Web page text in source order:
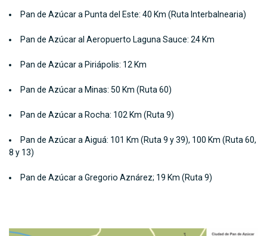
Pan de Azúcar a Punta del Este: 40 Km (Ruta Interbalnearia)
Pan de Azúcar al Aeropuerto Laguna Sauce: 24 Km
Pan de Azúcar a Piriápolis: 12 Km
Pan de Azúcar a Minas: 50 Km (Ruta 60)
Pan de Azúcar a Rocha: 102 Km (Ruta 9)
Pan de Azúcar a Aiguá: 101 Km (Ruta 9 y 39), 100 Km (Ruta 60,
8 y 13)
Pan de Azúcar a Gregorio Aznárez; 19 Km (Ruta 9)